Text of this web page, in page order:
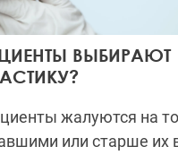
ВЫБИРАЮТ
жалуются на
или старше их